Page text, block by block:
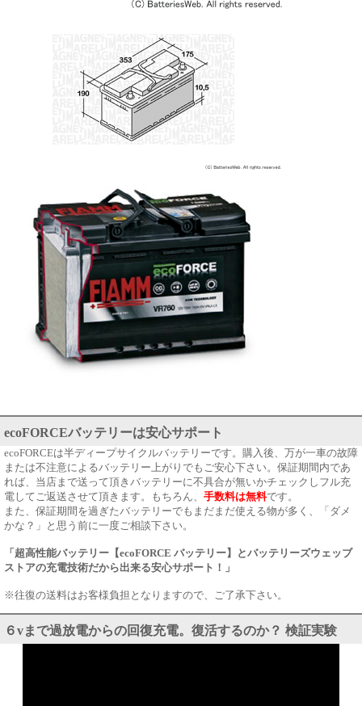
ecoFORCEバッテリーは安心サポート
ecoFORCEは半ディープサイクルバッテリーです。購入後、万が一車の故障
または不注意によるバッテリー上がりでもご安心下さい。保証期間内であ
れば、当店まで送って頂きバッテリーに不具合が無いかチェックしフル充
電してご返送させて頂きます。もちろん、 手数料は無料です。
また、保証期間を過ぎたバッテリーでもまだまだ使える物が多く、「ダメ
かな？」と思う前に一度ご相談下さい。
「超高性能バッテリー【ecoFORCE バッテリー】とバッテリーズウェッブ
ストアの充電技術だから出来る安心サポート！」
※往復の送料はお客様負担となりますので、ご了承下さい。
６vまで過放電からの回復充電。復活するのか？ 検証実験